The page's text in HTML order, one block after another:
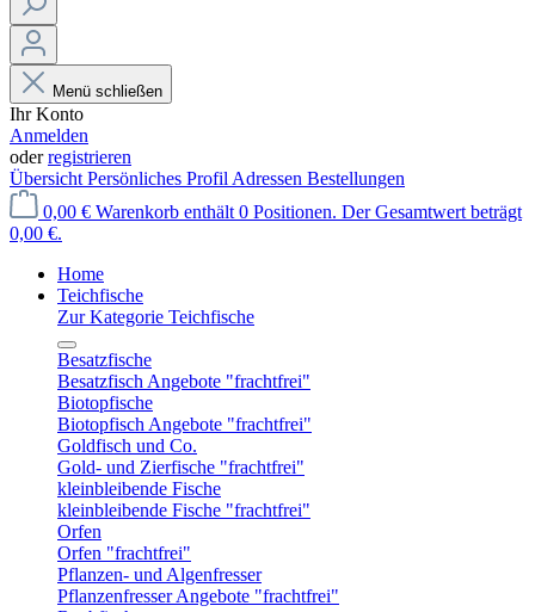
Menü schließen
Ihr Konto
Anmelden
oderregistrieren
Übersicht Persönliches Profil Adressen Bestellungen
0,00 € Warenkorb enthält 0 Positionen. Der Gesamtwert beträgt
0,00 €.
Home
Teichfische
Zur Kategorie Teichfische
Besatzfische
Besatzfisch Angebote "frachtfrei"
Biotopfische
Biotopfisch Angebote "frachtfrei"
Goldfisch und Co.
Gold- und Zierfische "frachtfrei"
kleinbleibende Fische
kleinbleibende Fische "frachtfrei"
Orfen
Orfen "frachtfrei"
Pflanzen- und Algenfresser
Pflanzenfresser Angebote "frachtfrei"